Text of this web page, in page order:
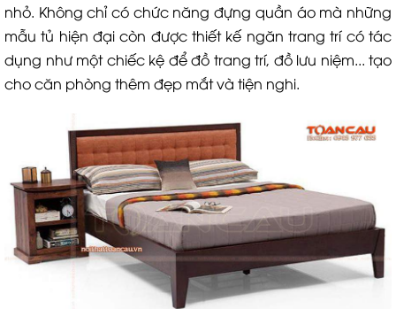
nhỏ. Không chỉ có chức năng đựng quần áo mà những
mẫu tủ hiện đại còn được thiết kế ngăn trang trí có tác
dụng như một chiếc kệ để đồ trang trí, đồ lưu niệm... tạo
cho căn phòng thêm đẹp mắt và tiện nghi.